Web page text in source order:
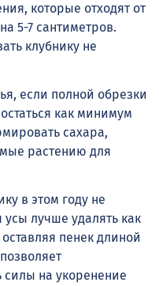
которые отходят от
5-7 сантиметров.
клубнику не
если полной обрезки
как минимум
сахара,
растению для
в этом году не
лучше удалять как
пенек длиной
силы на укоренение